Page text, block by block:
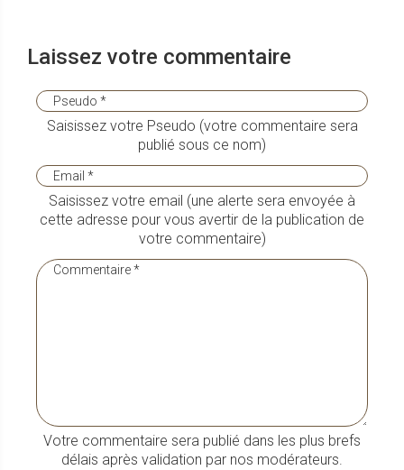
Laissez votre commentaire
Saisissez votre Pseudo (votre commentaire sera
publié sous ce nom)
Saisissez votre email (une alerte sera envoyée à
cette adresse pour vous avertir de la publication de
votre commentaire)
Votre commentaire sera publié dans les plus brefs
délais après validation par nos modérateurs.